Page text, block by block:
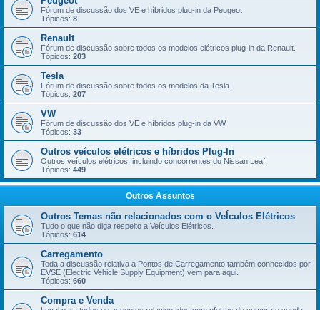
Fórum de discussão dos VE e híbridos plug-in da Peugeot
Tópicos: 8
Renault
Fórum de discussão sobre todos os modelos elétricos plug-in da Renault.
Tópicos: 203
Tesla
Fórum de discussão sobre todos os modelos da Tesla.
Tópicos: 207
VW
Fórum de discussão dos VE e híbridos plug-in da VW
Tópicos: 33
Outros veículos elétricos e híbridos Plug-In
Outros veículos elétricos, incluindo concorrentes do Nissan Leaf.
Tópicos: 449
Outros Assuntos
Outros Temas não relacionados com o VeÍculos Elétricos
Tudo o que não diga respeito a Veículos Elétricos.
Tópicos: 614
Carregamento
Toda a discussão relativa a Pontos de Carregamento também conhecidos por
EVSE (Electric Vehicle Supply Equipment) vem para aqui.
Tópicos: 660
Compra e Venda